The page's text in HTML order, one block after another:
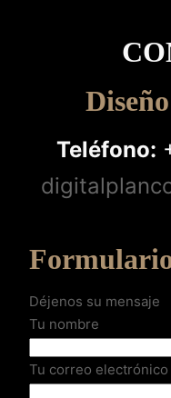
Teléfono:
Déjenos su mensaje
Tu nombre
Tu correo electrónico